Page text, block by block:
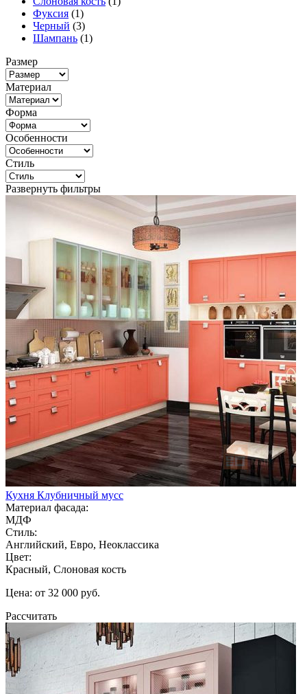
Фуксия (1)
Черный (3)
Шампань (1)
Размер
Материал
Форма
Особенности
Стиль
Развернуть фильтры
Кухня Клубничный мусс
Материал фасада:
МДФ
Стиль:
Английский, Евро, Неоклассика
Цвет:
Красный, Слоновая кость
Цена: от 32 000 руб.
Рассчитать